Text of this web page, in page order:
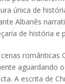
única de
Albanês
de história
aguardando
A escrita de